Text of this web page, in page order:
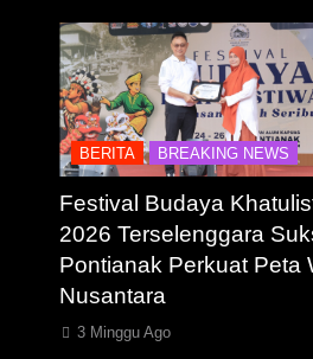
BERITA BREAKING NEWS
Festival Budaya
2026 Terselenggara
Pontianak Perkuat Peta
Nusantara
3 Minggu Ago